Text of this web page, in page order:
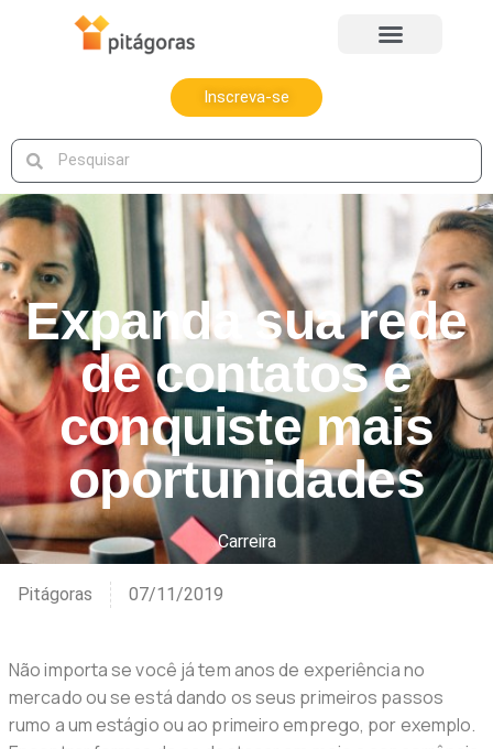
Inscreva-se
Expanda sua rede
de contatos e
conquiste mais
oportunidades
Carreira
Pitágoras 07/11/2019
Não importa se você já tem anos de experiência no
mercado ou se está dando os seus primeiros passos
rumo a um estágio ou ao primeiro emprego, por exemplo.